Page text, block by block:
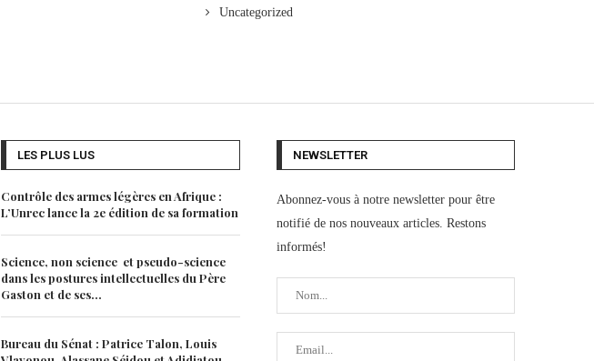
Uncategorized
LES PLUS LUS
Contrôle des armes légères en Afrique :
L’Unrec lance la 2e édition de sa formation
Science, non science et pseudo-science
dans les postures intellectuelles du Père
Gaston et de ses...
Bureau du Sénat : Patrice Talon, Louis
NEWSLETTER
Abonnez-vous à notre newsletter pour être
notifié de nos nouveaux articles. Restons
informés!